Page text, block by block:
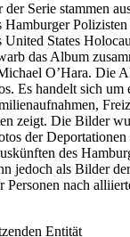
Serie stammen
Hamburger
United States
das Album
O’Hara. Die
Es handelt sich um
zeigt. Die Bilder
der
des
jedoch als Bilder
Personen nach
Entität